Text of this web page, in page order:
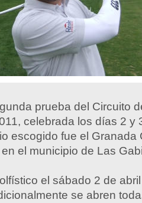
prueba del Circuito
celebrada los días 2 y
escogido fue el Granada
el municipio de Las
el sábado 2 de
se abren